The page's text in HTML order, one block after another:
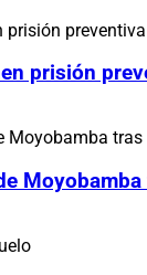
prisión